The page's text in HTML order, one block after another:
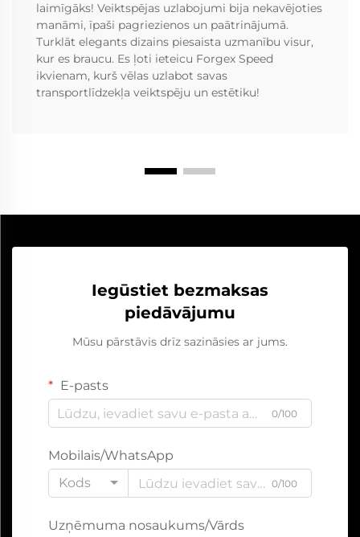
laimīgāks! Veiktspējas uzlabojumi bija nekavējoties
manāmi, īpaši pagriezienos un paātrinājumā.
Turklāt elegants dizains piesaista uzmanību visur,
kur es braucu. Es ļoti ieteicu Forgex Speed
ikvienam, kurš vēlas uzlabot savas
transportlīdzekļa veiktspēju un estētiku!
Iegūstiet bezmaksas
piedāvājumu
Mūsu pārstāvis drīz sazināsies ar jums.
E-pasts
0/100
Mobilais/WhatsApp
Kods
0/100
Uzņēmuma nosaukums/Vārds